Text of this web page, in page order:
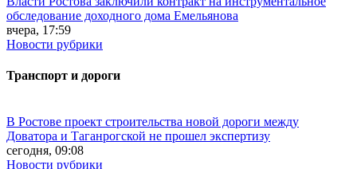
обследование доходного дома Емельянова
вчера, 17:59
Новости рубрики
Транспорт и дороги
В Ростове проект строительства новой дороги между
Доватора и Таганрогской не прошел экспертизу
сегодня, 09:08
Новости рубрики